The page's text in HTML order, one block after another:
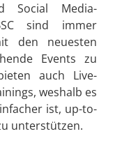
Social Media-
sind immer
den neuesten
Events zu
auch Live-
weshalb es
ist, up-to-
unterstützen.